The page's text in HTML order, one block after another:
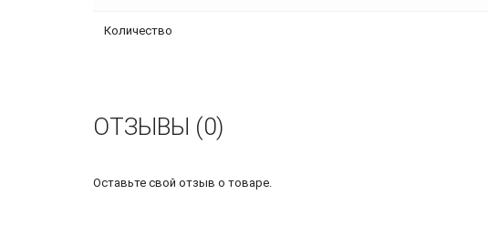
Количество
ОТЗЫВЫ (0)
Оставьте свой отзыв о товаре.